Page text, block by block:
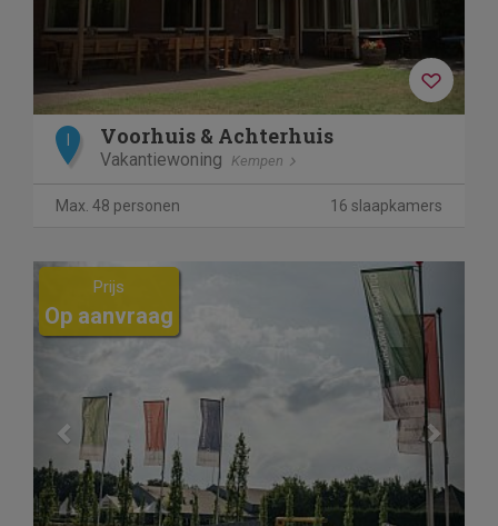
Voorhuis & Achterhuis
Vakantiewoning Kempen
Max. 48 personen 16 slaapkamers
Previous
Prijs
Op aanvraag